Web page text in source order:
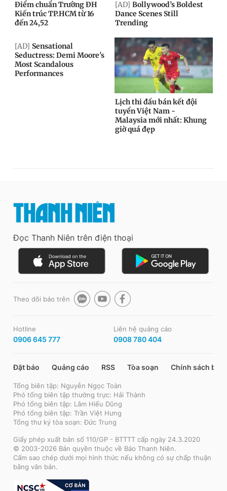
Đọc Thanh Niên trên điện thoại
Theo dõi báo trên
Hotline
0906 645 777
Liên hệ quảng cáo
0908 780 404
Đặt báo Quảng cáo RSS Tòa soạn Chính sách bảo
Tổng biên tập: Nguyễn Ngọc Toàn
Phó tổng biên tập thường trực: Hải Thành
Phó tổng biên tập: Lâm Hiếu Dũng
Phó tổng biên tập: Trần Việt Hưng
Tổng thư ký tòa soạn: Đức Trung
Giấy phép xuất bản số 110/GP - BTTTT cấp ngày 24.3.2020
© 2003-2026 Bản quyền thuộc về Báo Thanh Niên.
Cấm sao chép dưới mọi hình thức nếu không có sự chấp thuận
bằng văn bản.